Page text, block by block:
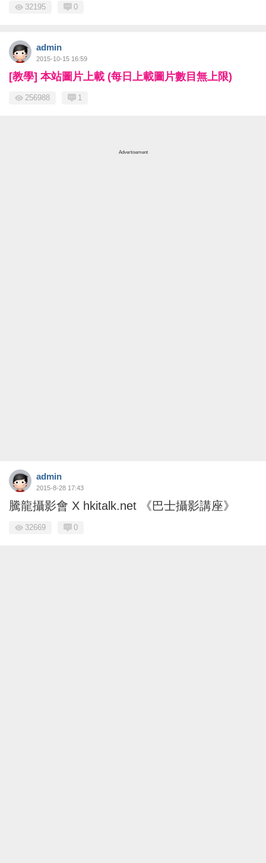
32195 0
admin
2015-10-15 16:59
[教學] 本站圖片上載 (每日上載圖片數目無上限)
256988 1
Advertisement
admin
2015-8-28 17:43
騰龍攝影會 X hkitalk.net 《巴士攝影講座》
32669 0